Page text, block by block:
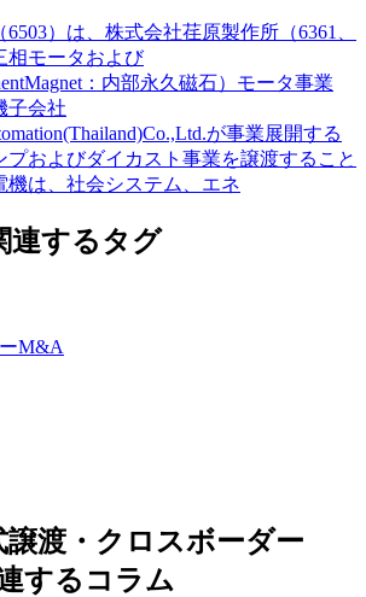
）は、株式会社荏原製作所（6361、
相モータおよび
：内部永久磁石）モータ事業
子会社
が事業展開する
プおよびダイカスト事業を譲渡すること
機は、社会システム、エネ
連するタグ
M&A
譲渡・クロスボーダー
するコラム